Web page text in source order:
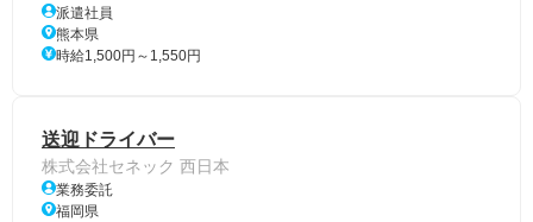
派遣社員
熊本県
時給1,500円～1,550円
送迎ドライバー
株式会社セネック 西日本
業務委託
福岡県